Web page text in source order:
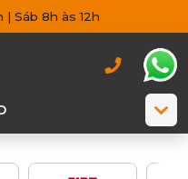
| Sáb 8h às 12h